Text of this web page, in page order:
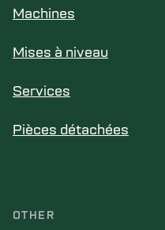
Machines
Mises à niveau
Services
Pièces détachées
OTHER